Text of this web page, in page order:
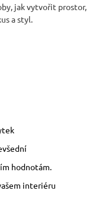
jak vytvořit prostor,
a styl.
hodnotám.
interiéru